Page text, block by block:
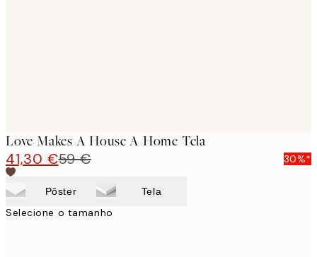
Love Makes A House A Home Tela
41,30 €59 € 30%*
Pôster Tela
Selecione o tamanho